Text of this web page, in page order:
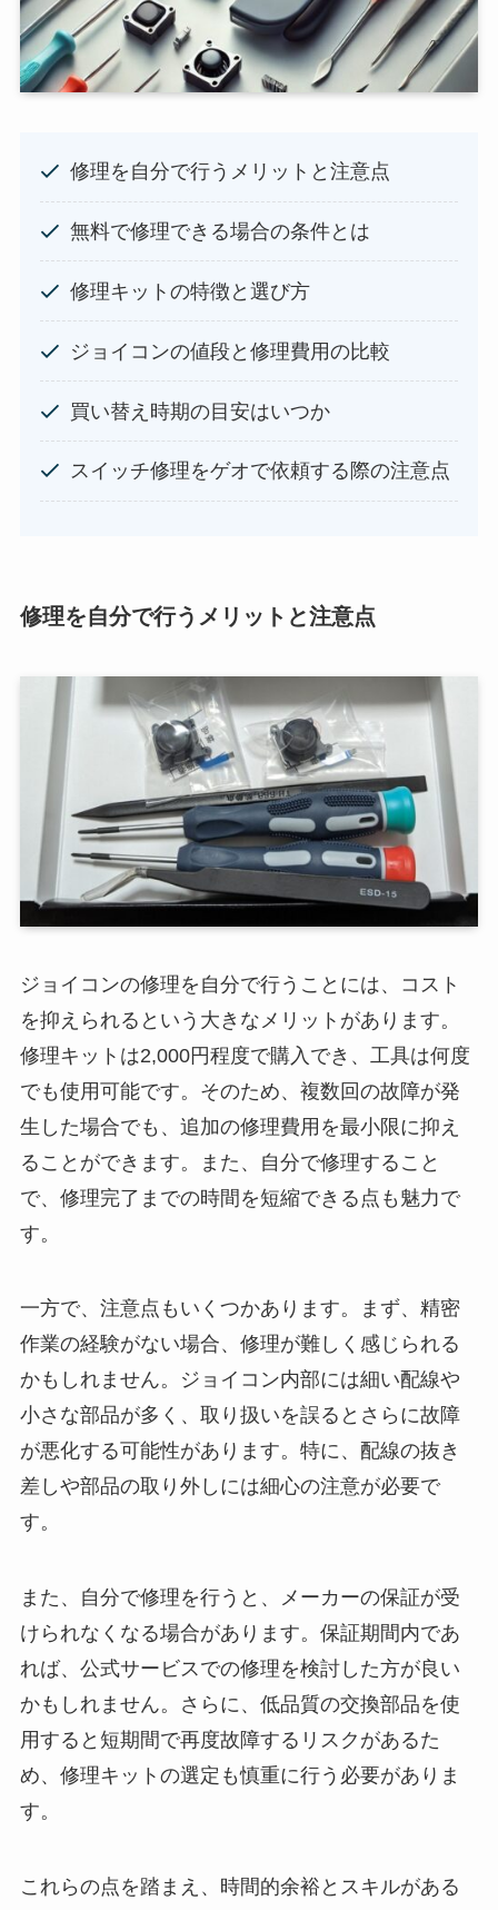
修理を自分で行うメリットと注意点
無料で修理できる場合の条件とは
修理キットの特徴と選び方
ジョイコンの値段と修理費用の比較
買い替え時期の目安はいつか
スイッチ修理をゲオで依頼する際の注意点
修理を自分で行うメリットと注意点
ジョイコンの修理を自分で行うことには、コスト
を抑えられるという大きなメリットがあります。
修理キットは2,000円程度で購入でき、工具は何度
でも使用可能です。そのため、複数回の故障が発
生した場合でも、追加の修理費用を最小限に抑え
ることができます。また、自分で修理すること
で、修理完了までの時間を短縮できる点も魅力で
す。
一方で、注意点もいくつかあります。まず、精密
作業の経験がない場合、修理が難しく感じられる
かもしれません。ジョイコン内部には細い配線や
小さな部品が多く、取り扱いを誤るとさらに故障
が悪化する可能性があります。特に、配線の抜き
差しや部品の取り外しには細心の注意が必要で
す。
また、自分で修理を行うと、メーカーの保証が受
けられなくなる場合があります。保証期間内であ
れば、公式サービスでの修理を検討した方が良い
かもしれません。さらに、低品質の交換部品を使
用すると短期間で再度故障するリスクがあるた
め、修理キットの選定も慎重に行う必要がありま
す。
これらの点を踏まえ、時間的余裕とスキルがある